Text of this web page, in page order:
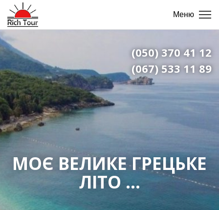
Меню
(050) 370 41 12
(067) 533 11 89
МОЄ ВЕЛИКЕ ГРЕЦЬКЕ
ЛІТО ...